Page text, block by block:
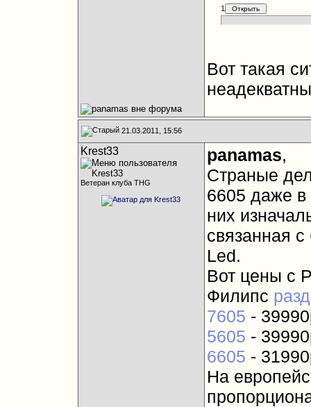
1
Вот такая
21.03.2011, 15:56
Krest33
Ветеран клуба THG
panamas,
Страные
6605 даже в
них
связанная
Led.
Вот цены с
Филипс
7605 -
5605 -
6605 -
На